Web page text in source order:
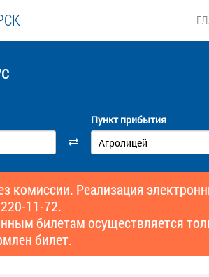
Пункт прибытия
комиссии. Реализация
11-72.
билетам осуществляется
билет.